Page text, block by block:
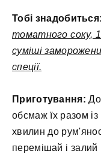
Тобі знадобиться:
томатного соку,
суміші
спеції.
Приготування:
обсмаж їх разом
хвилин до
перемішай і